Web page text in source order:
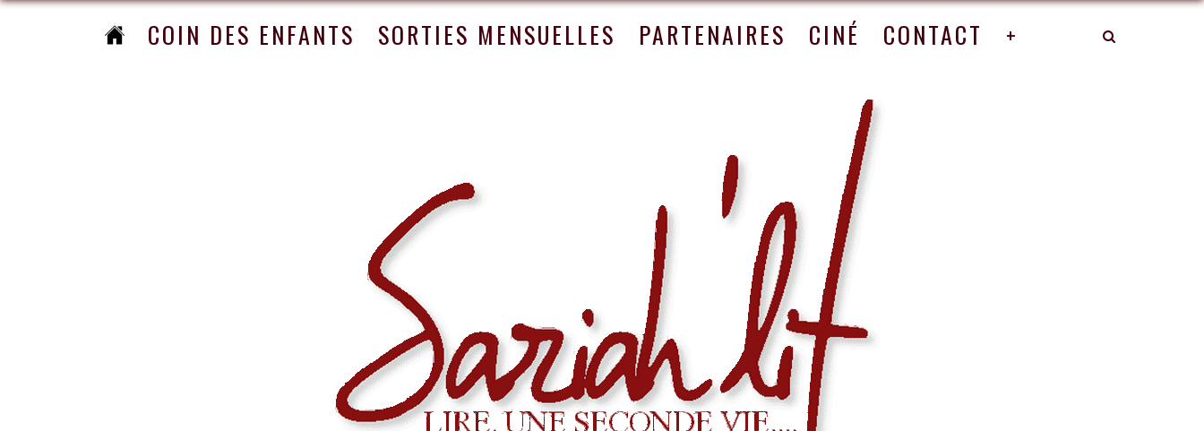
COIN DES ENFANTS SORTIES MENSUELLES PARTENAIRES CINÉ CONTACT +